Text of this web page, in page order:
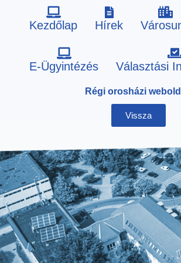
Kezdőlap Hírek
E-Ügyintézés Választási
Régi orosházi
Vissza